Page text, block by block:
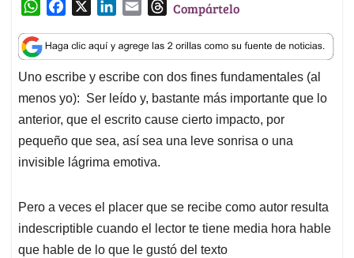
W
a
t
s
A
p
p
c
e
b
o
o
k
n
k
e
d
I
n
a
i
l
T
r
e
a
d
s
Compártelo
Uno escribe y escribe con dos fines fundamentales (al
menos yo): Ser leído y, bastante más importante que lo
anterior, que el escrito cause cierto impacto, por
pequeño que sea, así sea una leve sonrisa o una
invisible lágrima emotiva.
Pero a veces el placer que se recibe como autor resulta
indescriptible cuando el lector te tiene media hora hable
que hable de lo que le gustó del texto